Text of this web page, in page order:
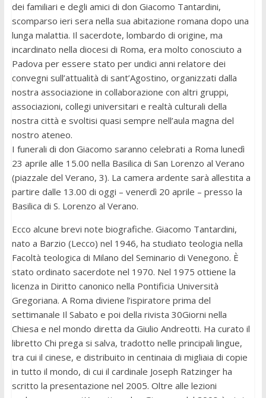
dei familiari e degli amici di don Giacomo Tantardini,
scomparso ieri sera nella sua abitazione romana dopo una
lunga malattia. Il sacerdote, lombardo di origine, ma
incardinato nella diocesi di Roma, era molto conosciuto a
Padova per essere stato per undici anni relatore dei
convegni sull’attualità di sant’Agostino, organizzati dalla
nostra associazione in collaborazione con altri gruppi,
associazioni, collegi universitari e realtà culturali della
nostra città e svoltisi quasi sempre nell’aula magna del
nostro ateneo.
I funerali di don Giacomo saranno celebrati a Roma lunedì
23 aprile alle 15.00 nella Basilica di San Lorenzo al Verano
(piazzale del Verano, 3). La camera ardente sarà allestita a
partire dalle 13.00 di oggi – venerdì 20 aprile – presso la
Basilica di S. Lorenzo al Verano.
Ecco alcune brevi note biografiche. Giacomo Tantardini,
nato a Barzio (Lecco) nel 1946, ha studiato teologia nella
Facoltà teologica di Milano del Seminario di Venegono. È
stato ordinato sacerdote nel 1970. Nel 1975 ottiene la
licenza in Diritto canonico nella Pontificia Università
Gregoriana. A Roma diviene l’ispiratore prima del
settimanale Il Sabato e poi della rivista 30Giorni nella
Chiesa e nel mondo diretta da Giulio Andreotti. Ha curato il
libretto Chi prega si salva, tradotto nelle principali lingue,
tra cui il cinese, e distribuito in centinaia di migliaia di copie
in tutto il mondo, di cui il cardinale Joseph Ratzinger ha
scritto la presentazione nel 2005. Oltre alle lezioni